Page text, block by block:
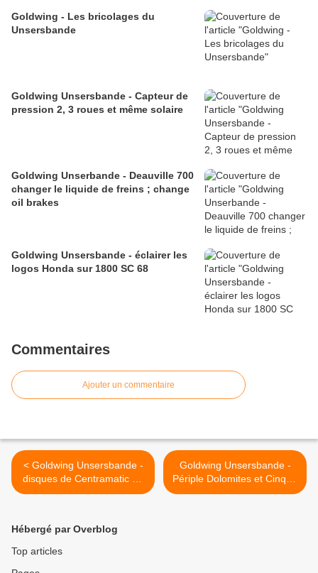
Goldwing - Les bricolages du
Unsersbande
Goldwing Unsersbande - Capteur de
pression 2, 3 roues et même solaire
Goldwing Unserbande - Deauville 700
changer le liquide de freins ; change
oil brakes
Goldwing Unsersbande - éclairer les
logos Honda sur 1800 SC 68
Commentaires
Ajouter un commentaire
< Goldwing Unsersbande -
disques de Centramatic ou
équilibrage automatique
Goldwing Unsersbande -
Périple Dolomites et Cinque
terre 7th day Verona et
Hébergé par Overblog
Top articles